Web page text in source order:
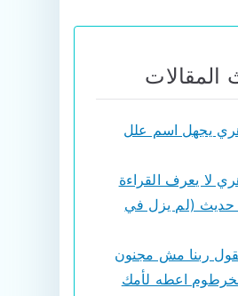
المقالات
يجهل اسم علل
لا يعرف القراءة
(لم يزل في
ربنا مش مجنون
اعطه لأمك